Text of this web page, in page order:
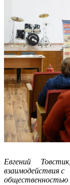
Евгений
взаимодействия с
общественностью